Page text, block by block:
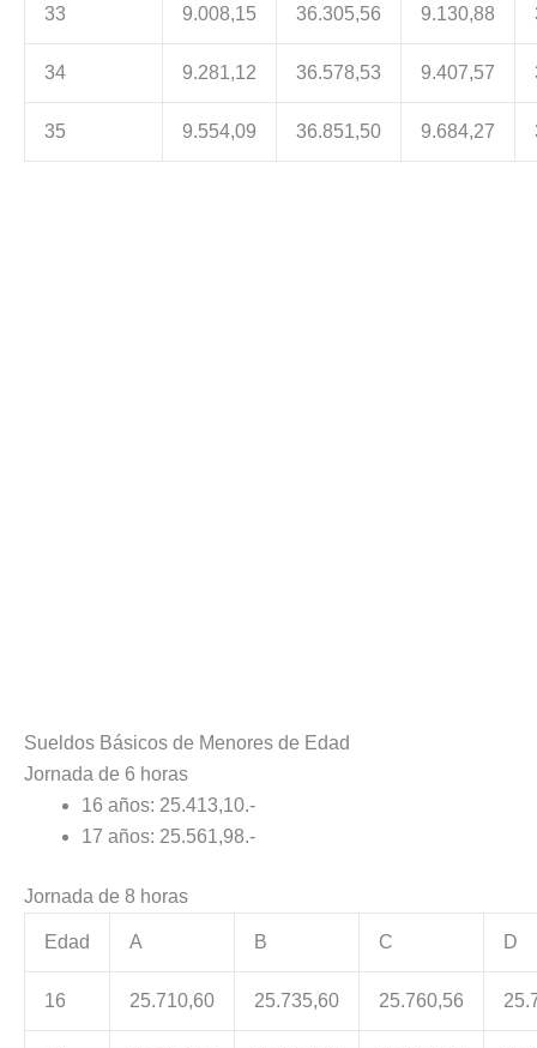
33 9.008,15 36.305,56 9.130,88
34 9.281,12 36.578,53 9.407,57
35 9.554,09 36.851,50 9.684,27
Sueldos Básicos de Menores de Edad
Jornada de 6 horas
16 años: 25.413,10.-
17 años: 25.561,98.-
Jornada de 8 horas
Edad A B C D
16 25.710,60 25.735,60 25.760,56